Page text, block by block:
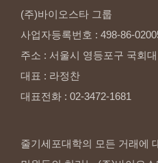
(주)바이오스타 그룹
사업자등록번호 : 498-86-
주소 : 서울시 영등포구 국회
대표 : 라정찬
대표전화 : 02-3472-1681
줄기세포대학의 모든 거래에